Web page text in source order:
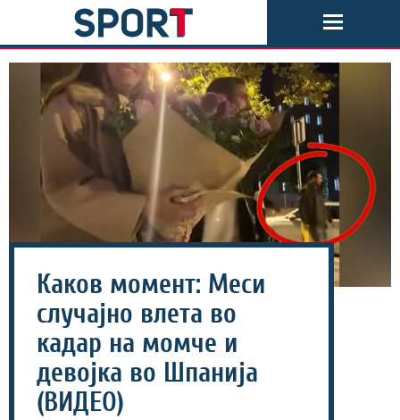
Каков момент: Меси
случајно влета во
кадар на момче и
девојка во Шпанија
(ВИДЕО)